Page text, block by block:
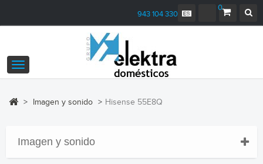
0
943 104 330
Navegación
Toggle
> Imagen y sonido > Hisense 55E8Q
Imagen y sonido